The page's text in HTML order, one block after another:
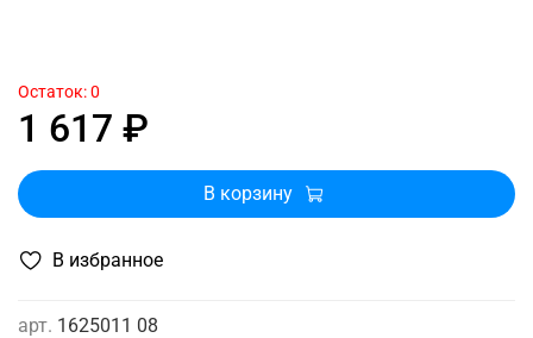
В избранное
арт. 1625011 08
1 617 ₽
Остаток: 0
В корзину